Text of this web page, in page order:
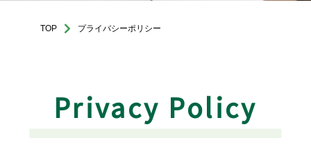
TOP プライバシーポリシー
Privacy Policy